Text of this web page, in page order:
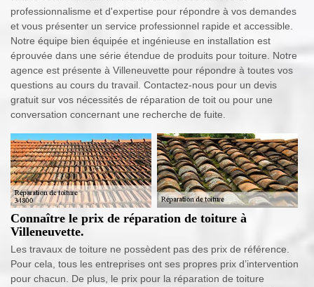
professionnalisme et d'expertise pour répondre à vos demandes
et vous présenter un service professionnel rapide et accessible.
Notre équipe bien équipée et ingénieuse en installation est
éprouvée dans une série étendue de produits pour toiture. Notre
agence est présente à Villeneuvette pour répondre à toutes vos
questions au cours du travail. Contactez-nous pour un devis
gratuit sur vos nécessités de réparation de toit ou pour une
conversation concernant une recherche de fuite.
Connaître le prix de réparation de toiture à
Villeneuvette.
Les travaux de toiture ne possèdent pas des prix de référence.
Pour cela, tous les entreprises ont ses propres prix d’intervention
pour chacun. De plus, le prix pour la réparation de toiture